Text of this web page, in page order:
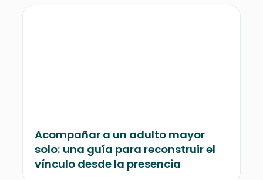
Acompañar a un adulto mayor
solo: una guía para reconstruir el
vínculo desde la presencia